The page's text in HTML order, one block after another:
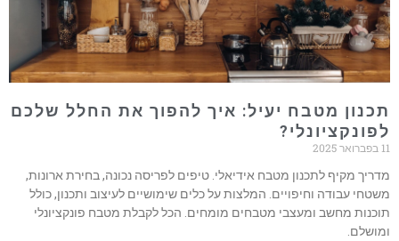
תכנון מטבח יעיל: איך להפוך את החלל שלכם
לפונקציונלי?
11 בפברואר 2025
מדריך מקיף לתכנון מטבח אידיאלי. טיפים לפריסה נכונה, בחירת ארונות,
משטחי עבודה וחיפויים. המלצות על כלים שימושיים לעיצוב ותכנון, כולל
תוכנות מחשב ומעצבי מטבחים מומחים. הכל לקבלת מטבח פונקציונלי
ומושלם.